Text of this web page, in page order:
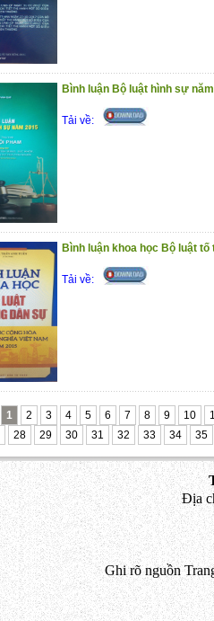
Bình luận Bộ luật hình sự
Tải về:
Bình luận khoa học Bộ luật tố
Tải về:
1 2 3 4 5 6 7 8 9 10
28 29 30 31 32 33 34 35
Địa
Ghi rõ nguồn